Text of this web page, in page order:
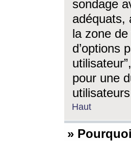
sondage
adéquats,
la zone
d’options
pour une
Haut
»